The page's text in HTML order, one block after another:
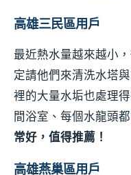
高雄三民區用戶
最近熱水量越來越小
定請他們來清洗水塔
裡的大量水垢也處理
間浴室、每個水龍頭
常好，值得推薦！
高雄燕巢區用戶